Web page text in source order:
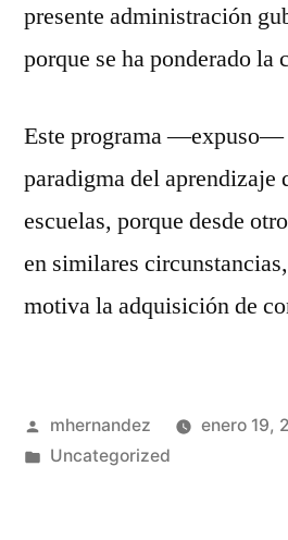
presente administración
porque se ha ponderado la
Este programa —expuso—
paradigma del aprendizaje
escuelas, porque desde
en similares
motiva la adquisición de
Publicado
por
mhernandez
enero 19,
Publicado
Uncategorized